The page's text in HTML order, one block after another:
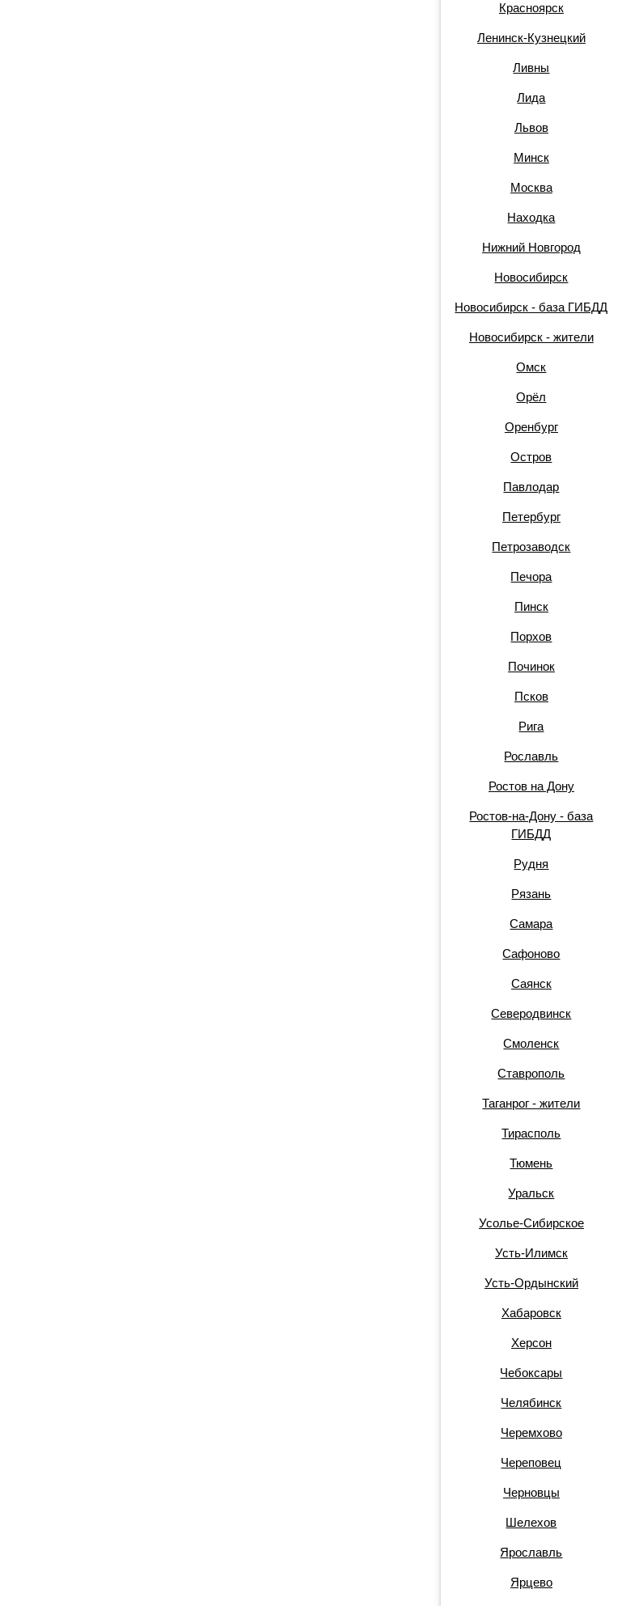
Красноярск
Ленинск-Кузнецкий
Ливны
Лида
Львов
Минск
Москва
Находка
Нижний Новгород
Новосибирск
Новосибирск - база ГИБДД
Новосибирск - жители
Омск
Орёл
Оренбург
Остров
Павлодар
Петербург
Петрозаводск
Печора
Пинск
Порхов
Починок
Псков
Рига
Рославль
Ростов на Дону
Ростов-на-Дону - база
ГИБДД
Рудня
Рязань
Самара
Сафоново
Саянск
Северодвинск
Смоленск
Ставрополь
Таганрог - жители
Тирасполь
Тюмень
Уральск
Усолье-Сибирское
Усть-Илимск
Усть-Ордынский
Хабаровск
Херсон
Чебоксары
Челябинск
Черемхово
Череповец
Черновцы
Шелехов
Ярославль
Ярцево